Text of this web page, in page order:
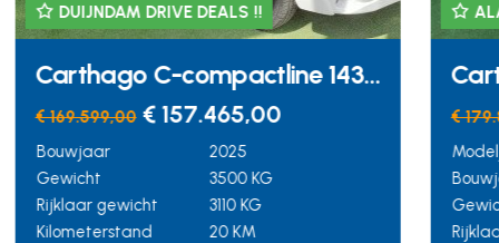
ALARM KLASSE III ,MAXXFAN
Carthago C-tourer I 150 QB
€ 179.875,00 € 159.875,00
Modeljaar
2024
Bouwjaar
2024
Gewicht
4500 KG
Rijklaar gewicht
3210 KG
€